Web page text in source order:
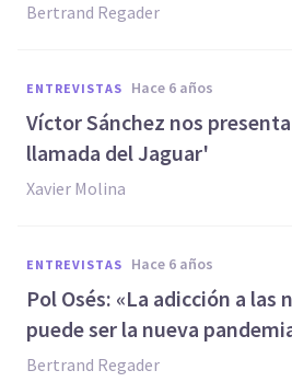
Bertrand Regader
ENTREVISTAS hace 6 años
Víctor Sánchez nos
llamada del Jaguar'
Xavier Molina
ENTREVISTAS hace 6 años
Pol Osés: «La adicción a las
puede ser la nueva
Bertrand Regader